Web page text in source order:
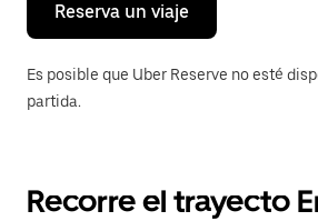
Reserva un viaje
Es posible que Uber Reserve no esté
partida.
Recorre el trayecto